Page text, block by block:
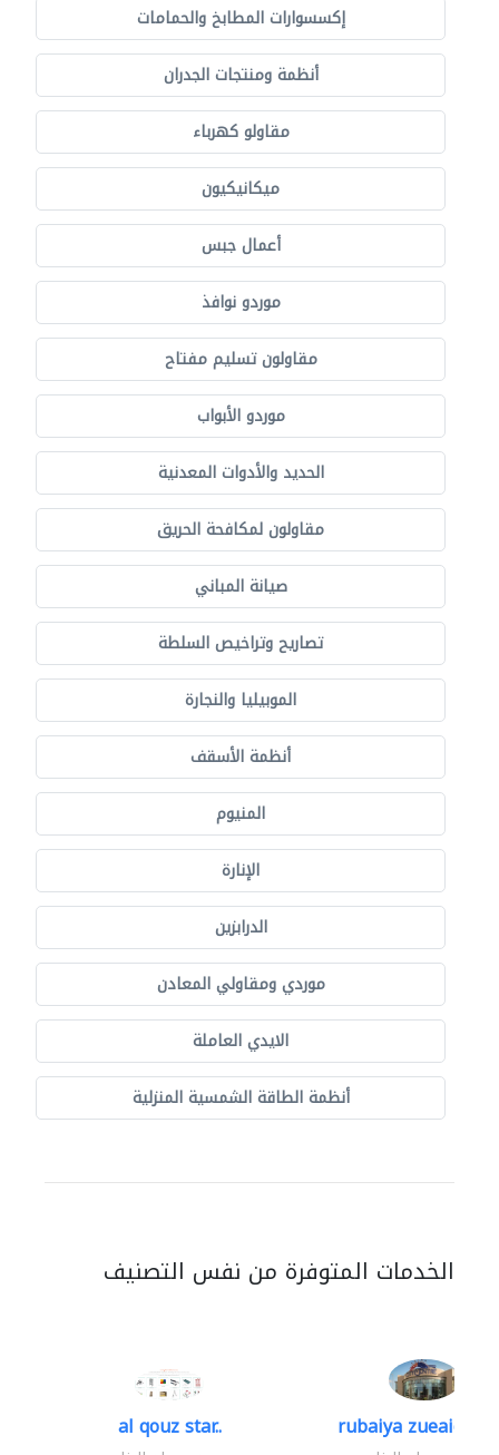
إكسسوارات المطابخ والحمامات
أنظمة ومنتجات الجدران
مقاولو كهرباء
ميكانيكيون
أعمال جبس
موردو نوافذ
مقاولون تسليم مفتاح
موردو الأبواب
الحديد والأدوات المعدنية
مقاولون لمكافحة الحريق
صيانة المباني
تصاريح وتراخيص السلطة
الموبيليا والنجارة
أنظمة الأسقف
المنيوم
الإنارة
الدرابزين
موردي ومقاولي المعادن
الايدي العاملة
أنظمة الطاقة الشمسية المنزلية
الخدمات المتوفرة من نفس التصنيف
al qouz star.. rubaiya zueaid